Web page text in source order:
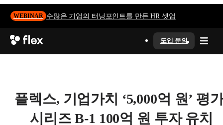
WEBINAR 수많은 기업의 터닝포인트를 만든 HR 셋업
도입 문의
플렉스, 기업가치 ‘5,000억 원’ 평
시리즈 B-1 100억 원 투자 유치